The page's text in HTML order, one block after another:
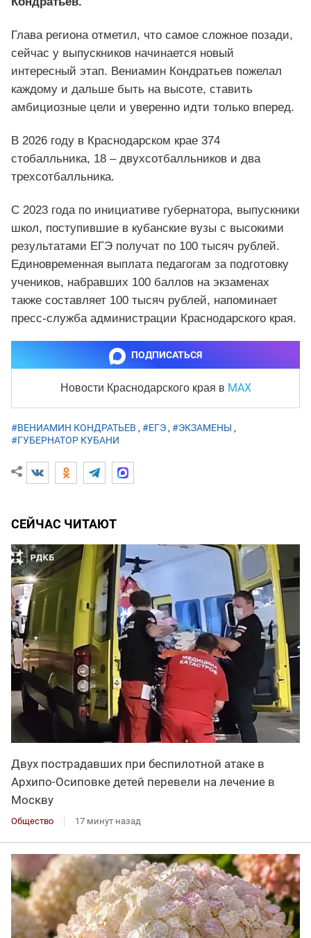
Глава региона отметил, что самое сложное позади,
сейчас у выпускников начинается новый
интересный этап. Вениамин Кондратьев пожелал
каждому и дальше быть на высоте, ставить
амбициозные цели и уверенно идти только вперед.
В 2026 году в Краснодарском крае 374
стобалльника, 18 – двухсотбалльников и два
трехсотбалльника.
С 2023 года по инициативе губернатора, выпускники
школ, поступившие в кубанские вузы с высокими
результатами ЕГЭ получат по 100 тысяч рублей.
Единовременная выплата педагогам за подготовку
учеников, набравших 100 баллов на экзаменах
также составляет 100 тысяч рублей, напоминает
пресс-служба администрации Краснодарского края.
ПОДПИСАТЬСЯ
Новости Краснодарского края в MAX
#ВЕНИАМИН КОНДРАТЬЕВ , #ЕГЭ, #ЭКЗАМЕНЫ ,
#ГУБЕРНАТОР КУБАНИ
СЕЙЧАС ЧИТАЮТ
Двух пострадавших при беспилотной атаке в
Архипо-Осиповке детей перевели на лечение в
Москву
Общество 17 минут назад